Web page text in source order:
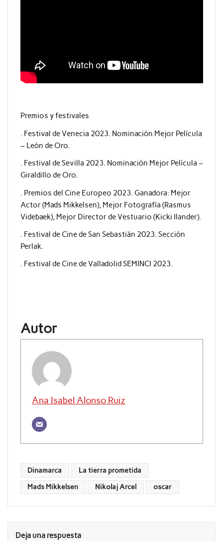
Premios y festivales
. Festival de Venecia 2023. Nominación Mejor Película
– León de Oro.
. Festival de Sevilla 2023. Nominación Mejor Película –
Giraldillo de Oro.
. Premios del Cine Europeo 2023. Ganadora: Mejor
Actor (Mads Mikkelsen), Mejor Fotografía (Rasmus
Videbaek), Mejor Director de Vestuario (Kicki Ilander).
. Festival de Cine de San Sebastián 2023. Sección
Perlak.
. Festival de Cine de Valladolid SEMINCI 2023.
Autor
Ana Isabel Alonso Ruiz
Dinamarca La tierra prometida
Mads Mikkelsen Nikolaj Arcel oscar
Deja una respuesta